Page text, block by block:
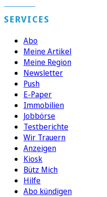
SERVICES
Abo
Meine Artikel
Meine Region
Newsletter
Push
E-Paper
Immobilien
Jobbörse
Testberichte
Wir Trauern
Anzeigen
Kiosk
Bütz Mich
Hilfe
Abo kündigen